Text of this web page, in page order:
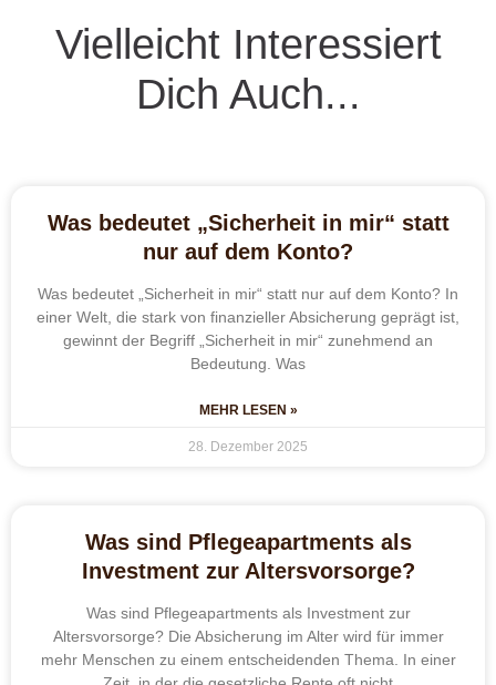
Vielleicht Interessiert
Dich Auch...
Was bedeutet „Sicherheit in mir“ statt
nur auf dem Konto?
Was bedeutet „Sicherheit in mir“ statt nur auf dem Konto? In
einer Welt, die stark von finanzieller Absicherung geprägt ist,
gewinnt der Begriff „Sicherheit in mir“ zunehmend an
Bedeutung. Was
MEHR LESEN »
28. Dezember 2025
Was sind Pflegeapartments als
Investment zur Altersvorsorge?
Was sind Pflegeapartments als Investment zur
Altersvorsorge? Die Absicherung im Alter wird für immer
mehr Menschen zu einem entscheidenden Thema. In einer